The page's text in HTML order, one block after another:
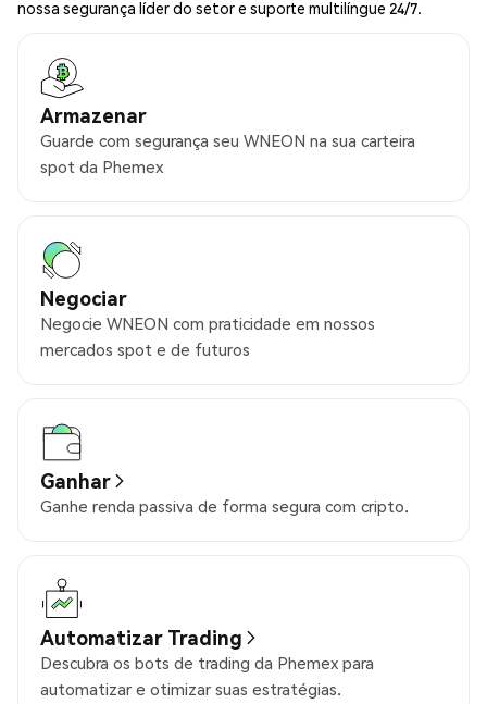
nossa segurança líder do setor e suporte multilíngue 24/7.
Armazenar
Guarde com segurança seu WNEON na sua carteira
spot da Phemex
Negociar
Negocie WNEON com praticidade em nossos
mercados spot e de futuros
Ganhar
Ganhe renda passiva de forma segura com cripto.
Automatizar Trading
Descubra os bots de trading da Phemex para
automatizar e otimizar suas estratégias.